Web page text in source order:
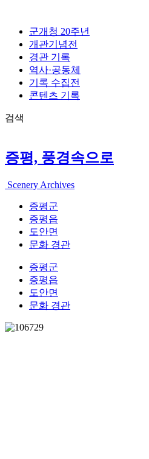
군개청 20주년
개관기념전
경관 기록
역사·공동체
기록 수집전
콘텐츠 기록
검색
증평, 풍경속으로
Scenery Archives
증평군
증평읍
도안면
문화 경관
증평군
증평읍
도안면
문화 경관